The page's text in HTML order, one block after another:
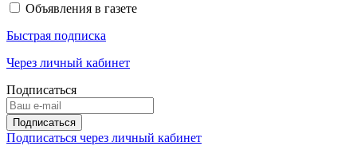
Объявления в газете
Быстрая подписка
Через личный кабинет
Подписаться
Подписаться через личный кабинет